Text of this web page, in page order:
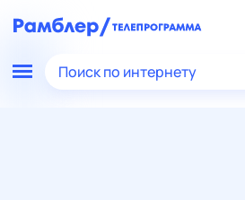
Поиск по интернету